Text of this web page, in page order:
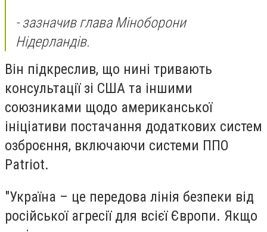
- зазначив глава Міноборони
Нідерландів.
Він підкреслив, що нині тривають
консультації зі США та іншими
союзниками щодо американської
ініціативи постачання додаткових систем
озброєння, включаючи системи ППО
Patriot.
"Україна – це передова лінія безпеки від
російської агресії для всієї Європи. Якщо